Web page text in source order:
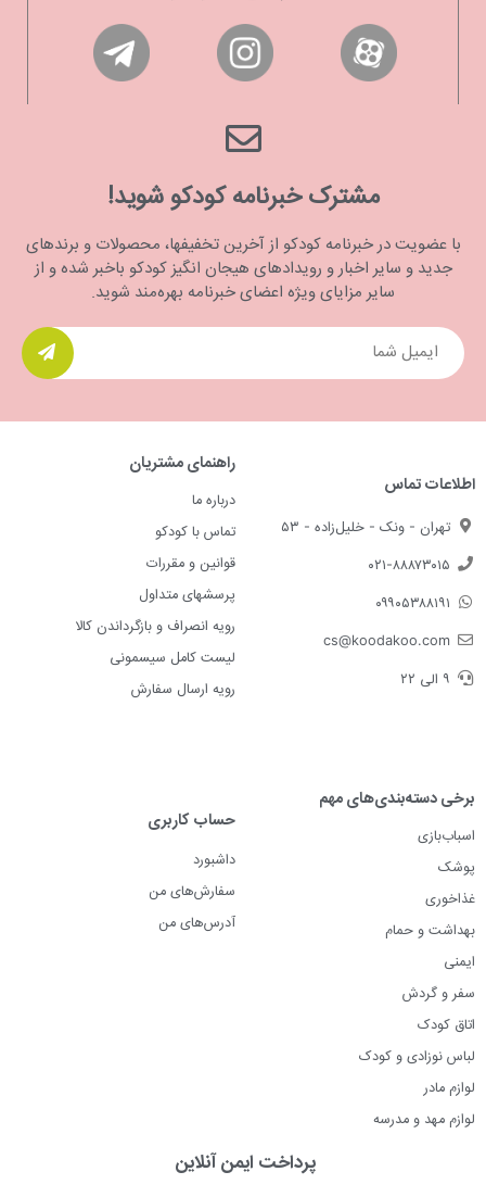
مشترک خبرنامه کودکو شوید!
با عضویت در خبرنامه کودکو از آخرین تخفیفها، محصولات و برندهای
جدید و سایر اخبار و رویدادهای هیجان انگیز کودکو باخبر شده و از
سایر مزایای ویژه اعضای خبرنامه بهره‌مند شوید.
اطلاعات تماس
تهران - ونک - خلیل‌زاده - ۵۳
۰۲۱-۸۸۸۷۳۰۱۵
۰۹۹۰۵۳۸۸۱۹۱
cs@koodakoo.com
۹ الی ۲۲
راهنمای مشتریان
درباره ما
تماس با کودکو
قوانین و مقررات
پرسشهای متداول
رویه انصراف و بازگرداندن کالا
لیست کامل سیسمونی
رویه ارسال سفارش
برخی دسته‌بندی‌های مهم
اسباب‌بازی
پوشک
غذاخوری
بهداشت و حمام
ایمنی
سفر و گردش
اتاق کودک
لباس نوزادی و کودک
لوازم مادر
لوازم مهد و مدرسه
حساب کاربری
داشبورد
سفارش‌های من
آدرس‌های من
پرداخت ایمن آنلاین